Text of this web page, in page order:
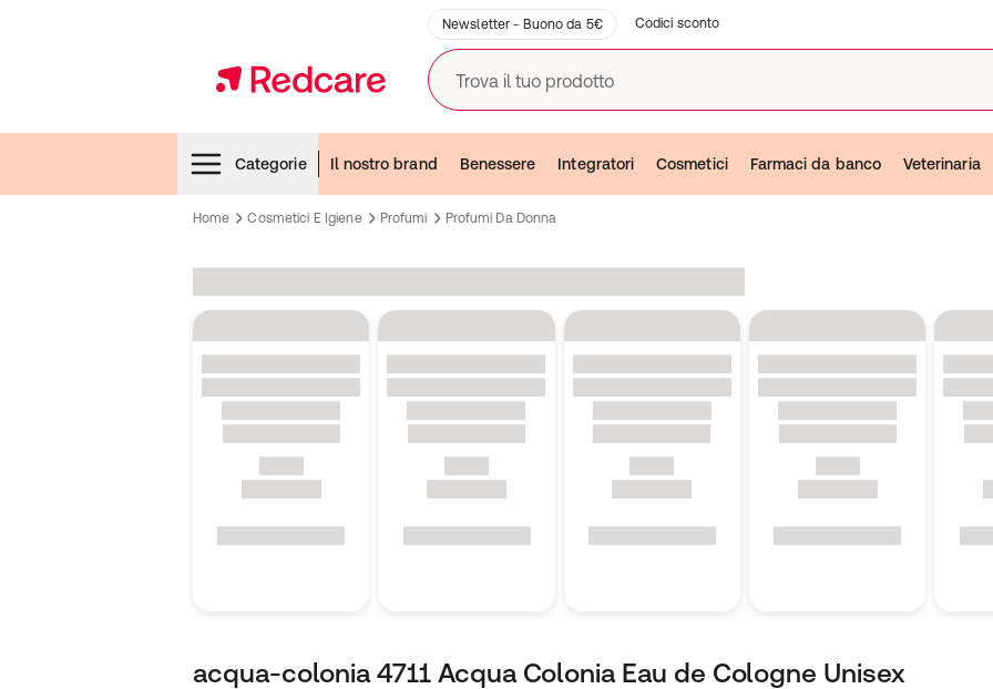
Newsletter - Buono da 5€ Codici sconto
Trova il tuo prodotto
Categorie
Il nostro brand Benessere Integratori Cosmetici Farmaci da banco Veterinaria
Home Cosmetici E Igiene Profumi Profumi Da Donna
acqua-colonia 4711 Acqua Colonia Eau de Cologne Unisex